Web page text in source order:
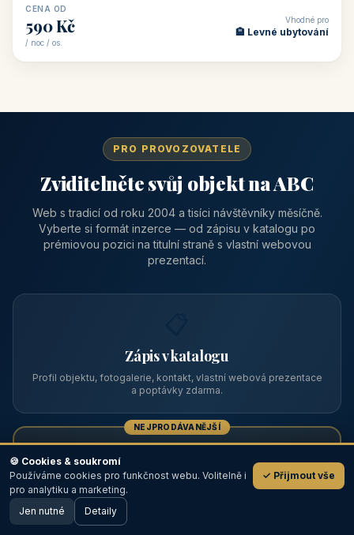
CENA OD
590 Kč
/ noc / os.
Vhodné pro
🏨 Levné ubytování
PRO PROVOZOVATELE
Zviditelněte svůj objekt na ABC
Web s tradicí od roku 2004 a tisíci návštěvníky měsíčně.
Vyberte si formát inzerce — od zápisu v katalogu po
prémiovou pozici na titulní straně s vlastní webovou
prezentací.
Zápis v katalogu
Profil objektu, fotogalerie, kontakt, vlastní webová prezentace
a poptávky zdarma.
NEJPRODÁVANĚJŠÍ
Prémiový partner
TOP pozice na titulce, přednost ve výpisech, zlatý odznak a
💬
🖥️ Desktop verze
🍪 Cookies & soukromí
Používáme cookies pro funkčnost webu. Volitelně i
pro analytiku a marketing.
✓ Přijmout vše
Jen nutné Detaily